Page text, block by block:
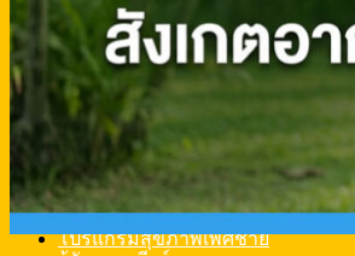
รีวิว แก้โค้ง งอ ผิดรูป
รีวิวแก้ฉีดสารแปลกปลอม
รีวิวฝังมุก
รีวิวทำหมันชาย
รีวิวเทสโทสเตอโรน
รีวิว Shockwave
VDO หมอเบียร์
สูตรเพิ่มขนาด
โปรแกรมสุขภาพเพศชาย